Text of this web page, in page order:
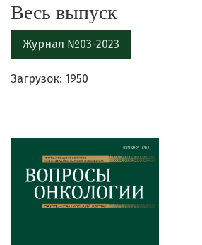
Весь выпуск
Журнал №03-2023
Загрузок: 1950